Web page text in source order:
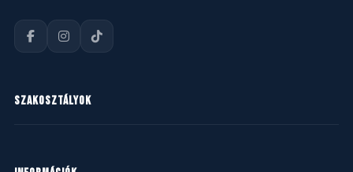
SZAKOSZTÁLYOK